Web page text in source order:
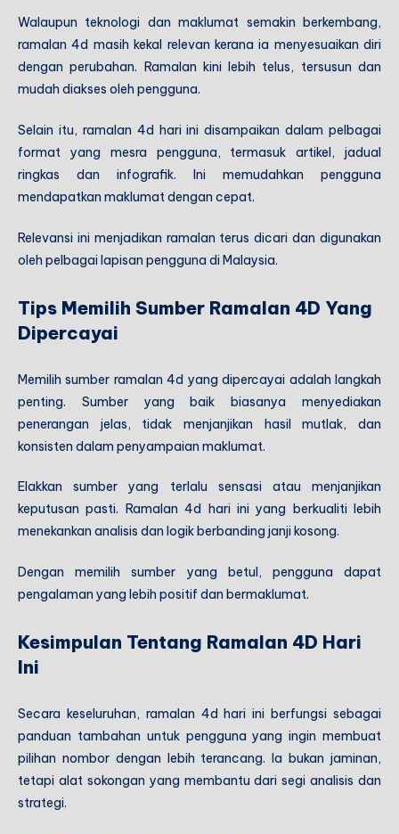
Walaupun teknologi dan maklumat semakin berkembang,
ramalan 4d masih kekal relevan kerana ia menyesuaikan diri
dengan perubahan. Ramalan kini lebih telus, tersusun dan
mudah diakses oleh pengguna.
Selain itu, ramalan 4d hari ini disampaikan dalam pelbagai
format yang mesra pengguna, termasuk artikel, jadual
ringkas dan infografik. Ini memudahkan pengguna
mendapatkan maklumat dengan cepat.
Relevansi ini menjadikan ramalan terus dicari dan digunakan
oleh pelbagai lapisan pengguna di Malaysia.
Tips Memilih Sumber Ramalan 4D Yang
Dipercayai
Memilih sumber ramalan 4d yang dipercayai adalah langkah
penting. Sumber yang baik biasanya menyediakan
penerangan jelas, tidak menjanjikan hasil mutlak, dan
konsisten dalam penyampaian maklumat.
Elakkan sumber yang terlalu sensasi atau menjanjikan
keputusan pasti. Ramalan 4d hari ini yang berkualiti lebih
menekankan analisis dan logik berbanding janji kosong.
Dengan memilih sumber yang betul, pengguna dapat
pengalaman yang lebih positif dan bermaklumat.
Kesimpulan Tentang Ramalan 4D Hari
Ini
Secara keseluruhan, ramalan 4d hari ini berfungsi sebagai
panduan tambahan untuk pengguna yang ingin membuat
pilihan nombor dengan lebih terancang. Ia bukan jaminan,
tetapi alat sokongan yang membantu dari segi analisis dan
strategi.